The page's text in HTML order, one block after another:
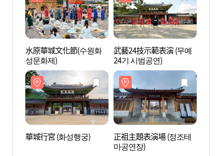
水原華城文化節(수원화
성문화제)
武藝24技示範表演 (무예
24기 시범공연)
華城行宮 (화성행궁)
正祖主題表演場 (정조테
마공연장)